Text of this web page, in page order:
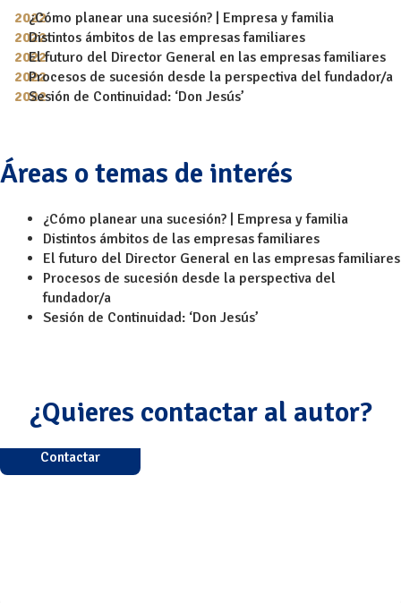
¿Cómo planear una sucesión? | Empresa y familia
Distintos ámbitos de las empresas familiares
El futuro del Director General en las empresas familiares
Procesos de sucesión desde la perspectiva del fundador/a
Sesión de Continuidad: ‘Don Jesús’
Áreas o temas de interés
¿Cómo planear una sucesión? | Empresa y familia
Distintos ámbitos de las empresas familiares
El futuro del Director General en las empresas familiares
Procesos de sucesión desde la perspectiva del
fundador/a
Sesión de Continuidad: ‘Don Jesús’
¿Quieres contactar al autor?
Contactar